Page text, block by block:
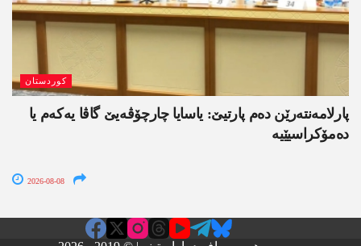
کوردستان
پارلامەنتەرێن دەم پارتیێ: یاسایا چارچۆڤەیێ گاڤا یەکەم یا
دەمۆکراسیێیە
2026-08-08